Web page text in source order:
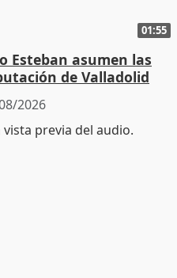
01:55
Esteban asumen las
de Valladolid
2026